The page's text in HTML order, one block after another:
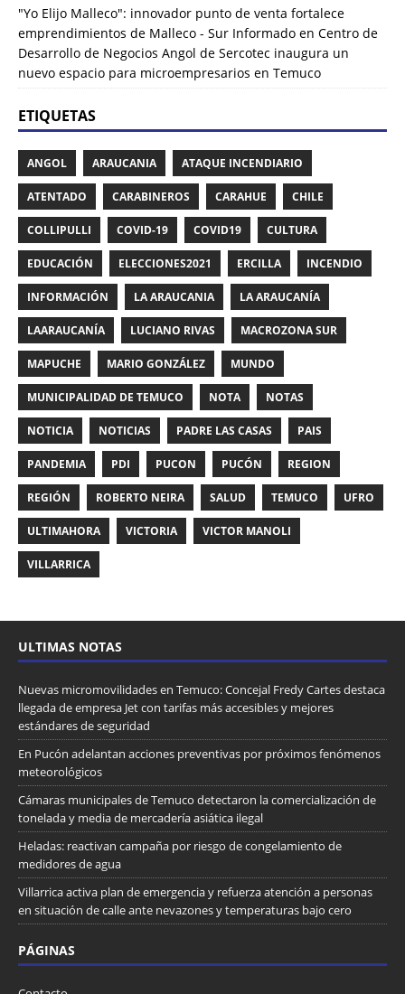
"Yo Elijo Malleco": innovador punto de venta fortalece
emprendimientos de Malleco - Sur Informado en Centro de
Desarrollo de Negocios Angol de Sercotec inaugura un
nuevo espacio para microempresarios en Temuco
ETIQUETAS
ANGOL ARAUCANIA ATAQUE INCENDIARIO
ATENTADO CARABINEROS CARAHUE CHILE
COLLIPULLI COVID-19 COVID19 CULTURA
EDUCACIÓN ELECCIONES2021 ERCILLA INCENDIO
INFORMACIÓN LA ARAUCANIA LA ARAUCANÍA
LAARAUCANÍA LUCIANO RIVAS MACROZONA SUR
MAPUCHE MARIO GONZÁLEZ MUNDO
MUNICIPALIDAD DE TEMUCO NOTA NOTAS
NOTICIA NOTICIAS PADRE LAS CASAS PAIS
PANDEMIA PDI PUCON PUCÓN REGION
REGIÓN ROBERTO NEIRA SALUD TEMUCO UFRO
ULTIMAHORA VICTORIA VICTOR MANOLI
VILLARRICA
ULTIMAS NOTAS
Nuevas micromovilidades en Temuco: Concejal Fredy Cartes destaca
llegada de empresa Jet con tarifas más accesibles y mejores
estándares de seguridad
En Pucón adelantan acciones preventivas por próximos fenómenos
meteorológicos
Cámaras municipales de Temuco detectaron la comercialización de
tonelada y media de mercadería asiática ilegal
Heladas: reactivan campaña por riesgo de congelamiento de
medidores de agua
Villarrica activa plan de emergencia y refuerza atención a personas
en situación de calle ante nevazones y temperaturas bajo cero
PÁGINAS